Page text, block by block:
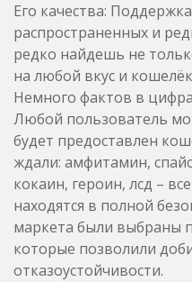
Его качества:
распространенных и
редко найдешь не
на любой вкус и
Немного фактов в
Любой пользователь
будет предоставлен
ждали: амфитамин,
кокаин, героин, лсд –
находятся в полной
маркета были выбраны
которые позволили
отказоустойчивости.